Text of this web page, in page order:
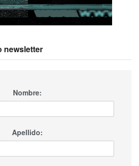
newsletter
Nombre:
Apellido: